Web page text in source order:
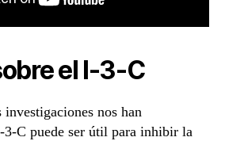
el I-3-C
investigaciones nos han
3-C puede ser útil para inhibir la